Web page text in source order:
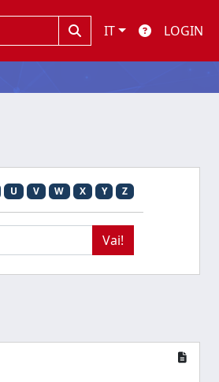
IT LOGIN
U V W X Y Z